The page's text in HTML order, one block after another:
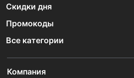
Скидки дня
Промокоды
Все категории
Компания